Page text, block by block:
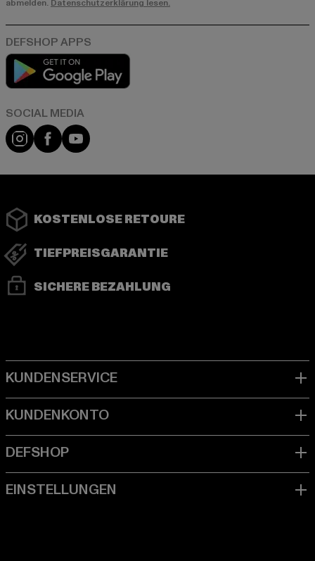
abmelden. Datenschutzerklärung lesen.
Instagram
FacebookYouTube
KOSTENLOSE RETOURE
TIEFPREISGARANTIE
SICHERE BEZAHLUNG